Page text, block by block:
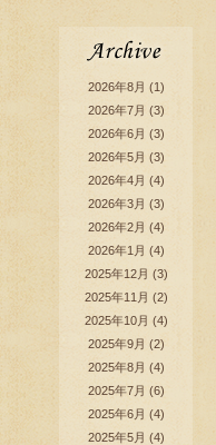
2026年8月 (1)
2026年7月 (3)
2026年6月 (3)
2026年5月 (3)
2026年4月 (4)
2026年3月 (3)
2026年2月 (4)
2026年1月 (4)
2025年12月 (3)
2025年11月 (2)
2025年10月 (4)
2025年9月 (2)
2025年8月 (4)
2025年7月 (6)
2025年6月 (4)
2025年5月 (4)